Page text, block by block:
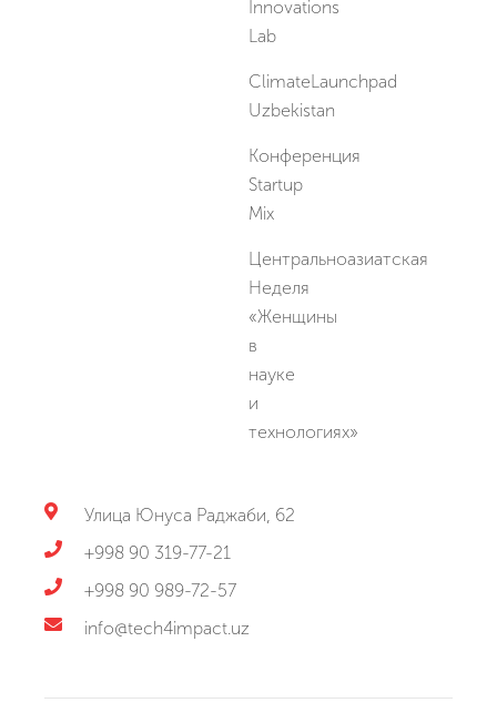
Innovations
Lab
ClimateLaunchpad
Uzbekistan
Конференция
Startup
Mix
Центральноазиатская
Неделя
«Женщины
в
науке
и
технологиях»
Улица Юнуса Раджаби, 62
+998 90 319-77-21
+998 90 989-72-57
info@tech4impact.uz